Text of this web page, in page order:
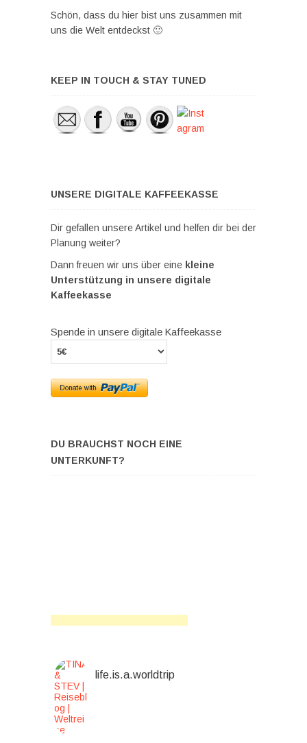
Schön, dass du hier bist uns zusammen mit
uns die Welt entdeckst 🙂
KEEP IN TOUCH & STAY TUNED
UNSERE DIGITALE KAFFEEKASSE
Dir gefallen unsere Artikel und helfen dir bei der
Planung weiter?
Dann freuen wir uns über eine kleine
Unterstützung in unsere digitale
Kaffeekasse
Spende in unsere digitale Kaffeekasse
DU BRAUCHST NOCH EINE
UNTERKUNFT?
life.is.a.worldtrip